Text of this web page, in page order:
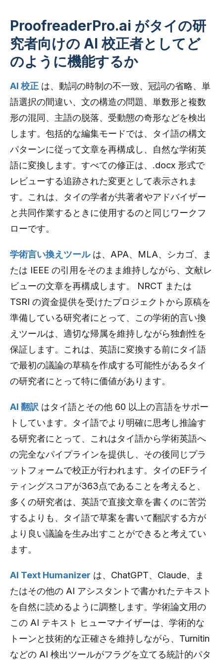
ProofreaderPro.ai がタイの研
究者向けの AI 校正者としてど
のように機能するか
AI 校正 は、動詞の時制の不一致、冠詞の省略、単
語選択の間違い、文の構造の問題、単数形と複数
形の混同、主語の脱落、受動態の奇形などを検出
します。包括的な編集モードでは、タイ語の構文
パターンに従って文章を再構成し、自然な学術英
語に変換します。すべての修正は、.docx 形式で
レビューする追跡された変更として表示されま
す。これは、タイの学者が共著者やアドバイザー
と共同作業するときに使用するのと同じワークフ
ローです。
学術言い換えツールは、APA、MLA、シカゴ、ま
たは IEEE の引用をそのまま維持しながら、文献レ
ビューの文章を再構成します。 NRCT または
TSRI の資金提供を受けたプロジェクトから原稿を
準備している研究者にとって、この学術的言い換
えツールは、適切な帰属を維持しながら独創性を
保証します。これは、英語に変換する前にタイ語
で最初の議論の草稿を作成する可能性があるタイ
の研究者にとって特に価値があります。
AI 翻訳 はタイ語とその他 60 以上の言語をサポー
トしています。タイ語でより明確に思考し推論す
る研究者にとって、これはタイ語から学術英語へ
の完全なパイプラインを提供し、その後同じプラ
ットフォームで校正が行われます。タイのEFライ
ティングスコアが363点であることを考えると、
多くの研究者は、英語で直接文章を書くのに苦労
するよりも、タイ語で草案を書いて翻訳する方が
より良い議論を生み出すことができると考えてい
ます。
AI Text Humanizer は、ChatGPT、Claude、ま
たはその他の AI アシスタントで書かれたテキスト
を自然に読めるように調整します。学術論文用の
この AI テキスト ヒューマナイザーは、学術的な
トーンと技術的な正確さを維持しながら、Turnitin
などの AI 検出ツールがフラグを立てる統計的パタ